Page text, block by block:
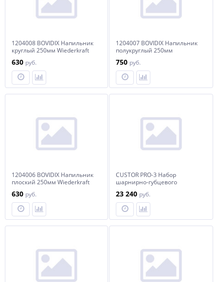
1204008 BOVIDIX Напильник
круглый 250мм Wiederkraft
630 руб.
1204007 BOVIDIX Напильник
полукруглый 250мм
750 руб.
1204006 BOVIDIX Напильник
плоский 250мм Wiederkraft
630 руб.
CUSTOR PRO-3 Набор
шарнирно-губцевого
натфилей в ложементе, 20
предметов Wiederkraft
23 240 руб.